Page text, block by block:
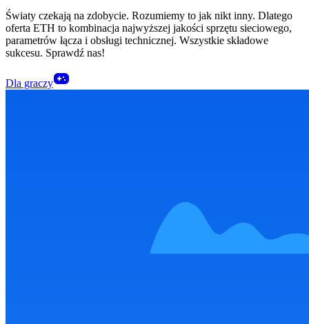
Światy czekają na zdobycie. Rozumiemy to jak nikt inny. Dlatego
oferta ETH to kombinacja najwyższej jakości sprzętu sieciowego,
parametrów łącza i obsługi technicznej. Wszystkie składowe
sukcesu. Sprawdź nas!
Dla graczy